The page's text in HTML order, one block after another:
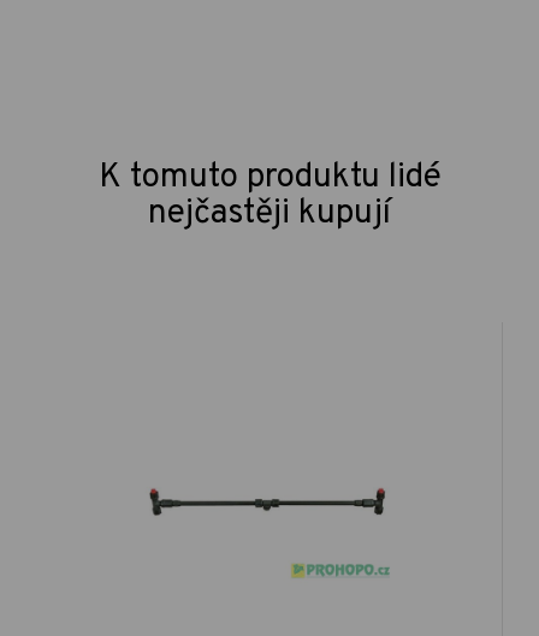
K tomuto produktu lidé
nejčastěji kupují